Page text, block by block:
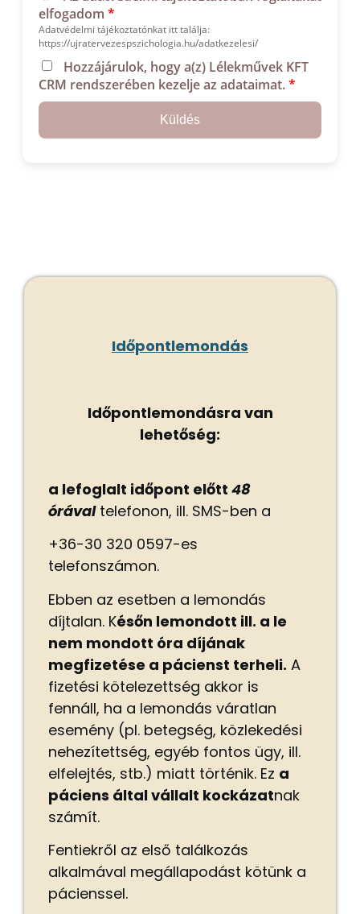
Időpontlemondás
Időpontlemondásra van
lehetőség:
a lefoglalt időpont előtt 48
órávaltelefonon, ill. SMS-ben a
+36-30 320 0597-es
telefonszámon.
Ebben az esetben a lemondás
díjtalan. Későn lemondott ill. a le
nem mondott óra díjának
megfizetése a pácienst terheli. A
fizetési kötelezettség akkor is
fennáll, ha a lemondás váratlan
esemény (pl. betegség, közlekedési
nehezítettség, egyéb fontos ügy, ill.
elfelejtés, stb.) miatt történik. Ez a
páciens által vállalt kockázatnak
számít.
Fentiekről az első találkozás
alkalmával megállapodást kötünk a
pácienssel.